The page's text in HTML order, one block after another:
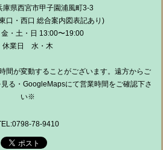
庫県西宮市甲子園浦風町3-3
口・西口 総合案内図表記あり)
金・土・日 13:00〜19:00
休業日 水・木
間が変動することがございます。遠方からご
る・GoogleMapsにて営業時間をご確認下さ
い※
78-9410